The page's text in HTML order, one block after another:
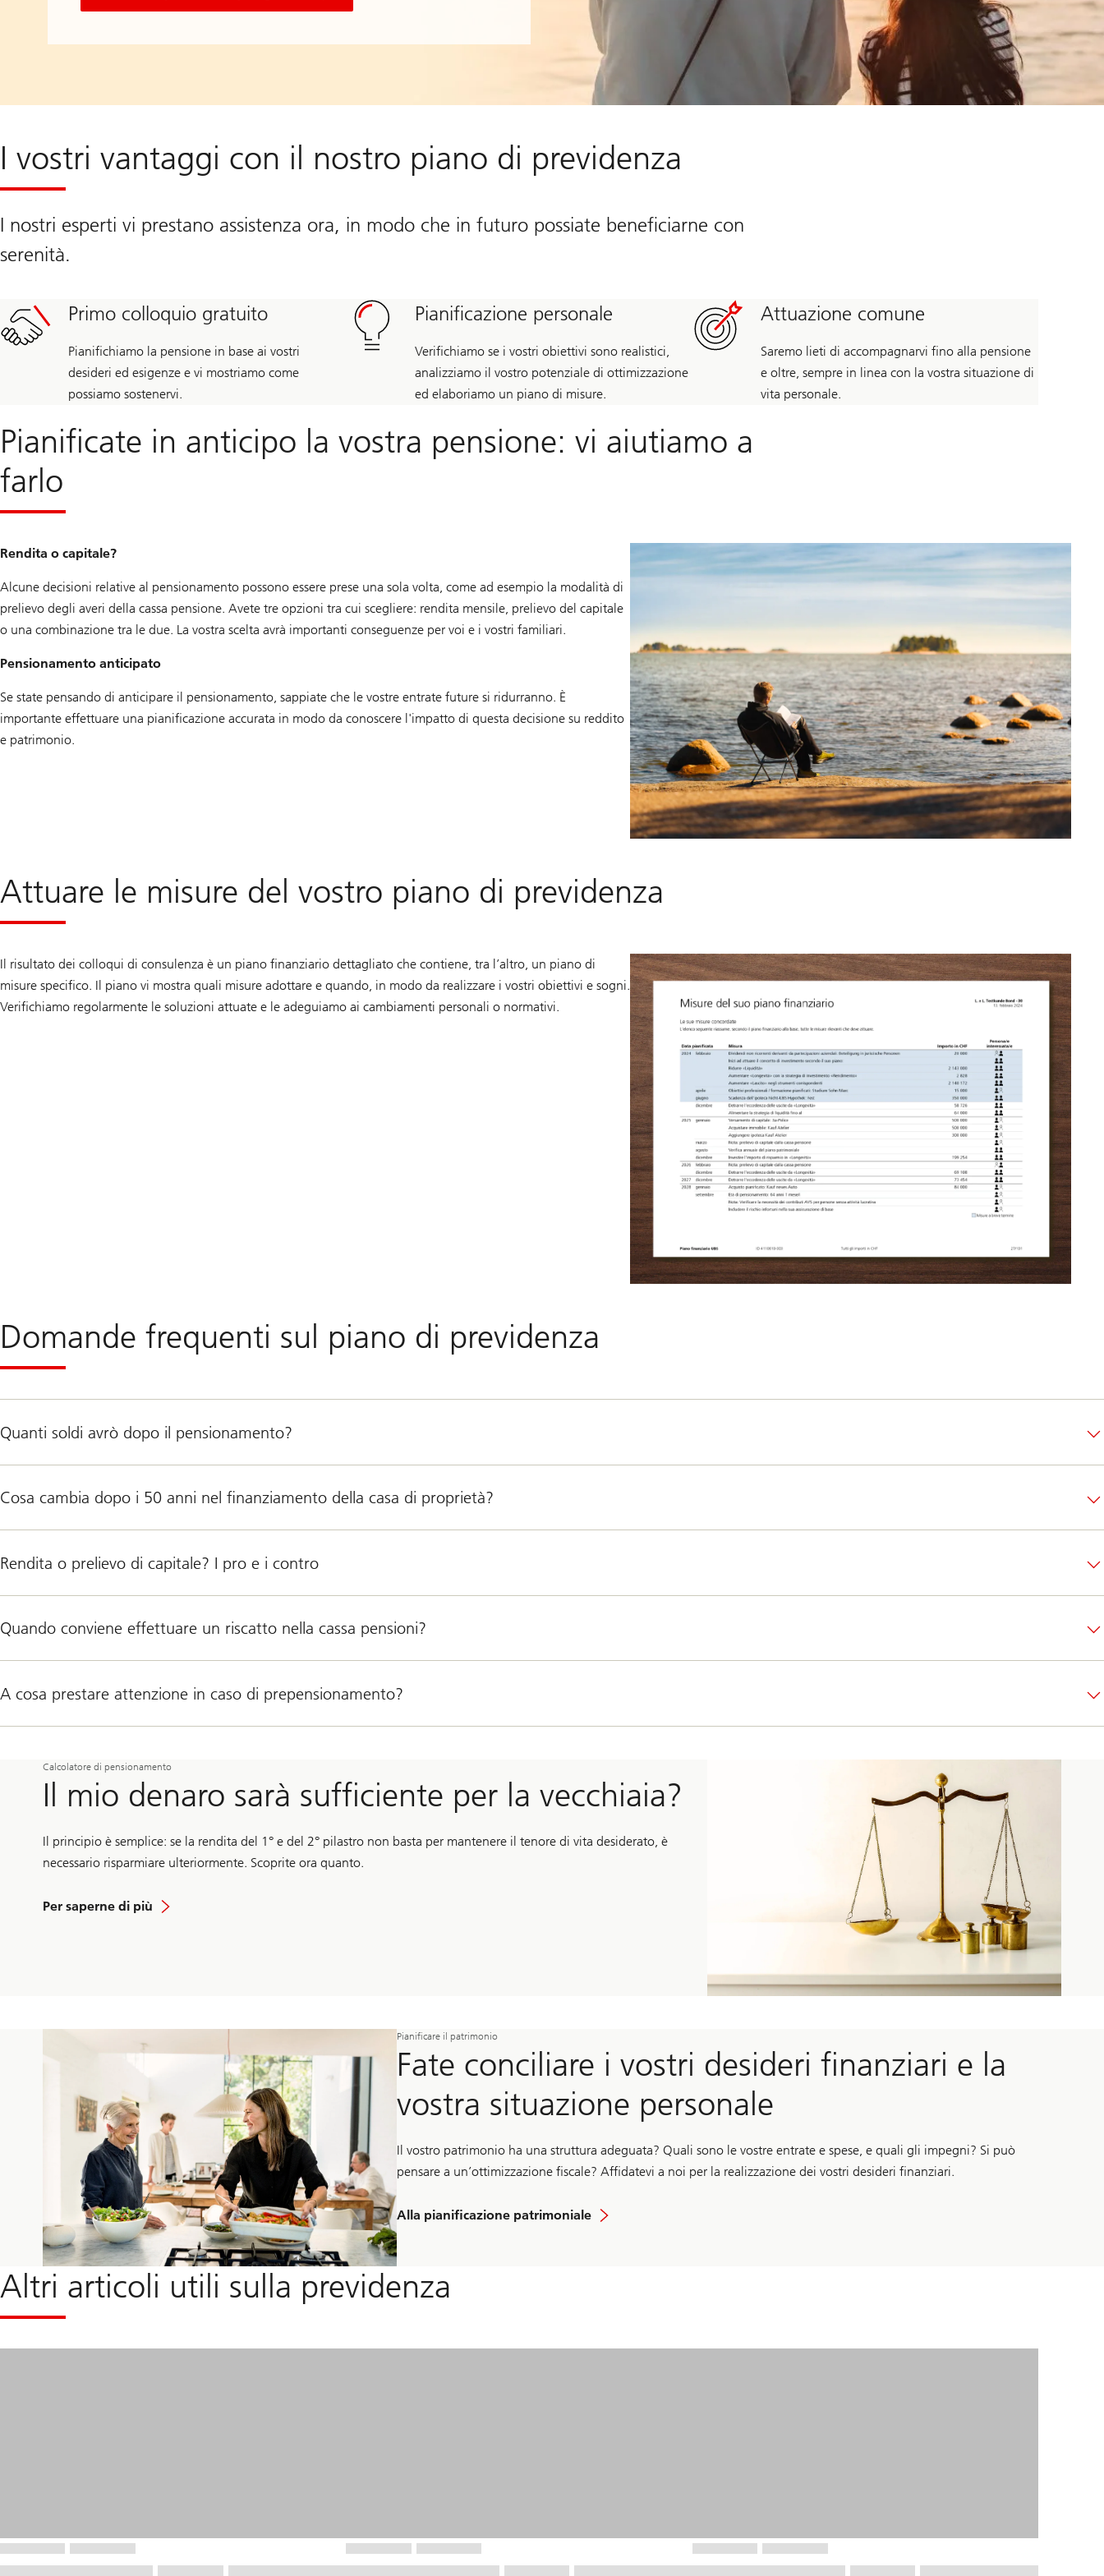
I vostri vantaggi con il nostro piano di previdenza
I nostri esperti vi prestano assistenza ora, in modo che in futuro possiate beneficiarne con
serenità.
Primo colloquio gratuito
Pianifichiamo la pensione in base ai vostri
desideri ed esigenze e vi mostriamo come
possiamo sostenervi.
Pianificazione personale
Verifichiamo se i vostri obiettivi sono realistici,
analizziamo il vostro potenziale di ottimizzazione
ed elaboriamo un piano di misure.
Attuazione comune
Saremo lieti di accompagnarvi fino alla pensione
e oltre, sempre in linea con la vostra situazione di
vita personale.
Pianificate in anticipo la vostra pensione: vi aiutiamo a
farlo
Rendita o capitale?
Alcune decisioni relative al pensionamento possono essere prese una sola volta, come ad esempio la modalità di
prelievo degli averi della cassa pensione. Avete tre opzioni tra cui scegliere: rendita mensile, prelievo del capitale
o una combinazione tra le due. La vostra scelta avrà importanti conseguenze per voi e i vostri familiari.
Pensionamento anticipato
Se state pensando di anticipare il pensionamento, sappiate che le vostre entrate future si ridurranno. È
importante effettuare una pianificazione accurata in modo da conoscere l'impatto di questa decisione su reddito
e patrimonio.
Attuare le misure del vostro piano di previdenza
Il risultato dei colloqui di consulenza è un piano finanziario dettagliato che contiene, tra l’altro, un piano di
misure specifico. Il piano vi mostra quali misure adottare e quando, in modo da realizzare i vostri obiettivi e sogni.
Verifichiamo regolarmente le soluzioni attuate e le adeguiamo ai cambiamenti personali o normativi.
Domande frequenti sul piano di previdenza
Quanti soldi avrò dopo il pensionamento?
Cosa cambia dopo i 50 anni nel finanziamento della casa di proprietà?
Rendita o prelievo di capitale? I pro e i contro
Quando conviene effettuare un riscatto nella cassa pensioni?
A cosa prestare attenzione in caso di prepensionamento?
Calcolatore di pensionamento
Il mio denaro sarà sufficiente per la vecchiaia?
Il principio è semplice: se la rendita del 1° e del 2° pilastro non basta per mantenere il tenore di vita desiderato, è
necessario risparmiare ulteriormente. Scoprite ora quanto.
Per saperne di più
Pianificare il patrimonio
Fate conciliare i vostri desideri finanziari e la
vostra situazione personale
Il vostro patrimonio ha una struttura adeguata? Quali sono le vostre entrate e spese, e quali gli impegni? Si può
pensare a un’ottimizzazione fiscale? Affidatevi a noi per la realizzazione dei vostri desideri finanziari.
Alla pianificazione patrimoniale
Altri articoli utili sulla previdenza